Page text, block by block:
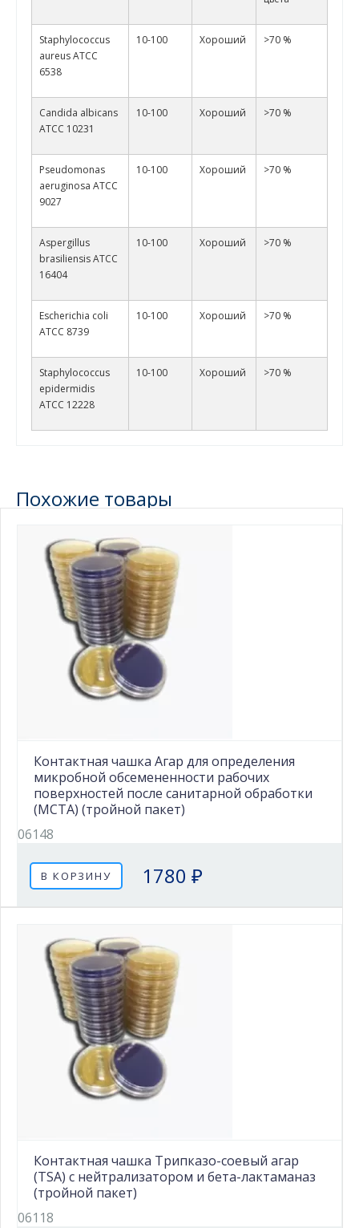
Staphylococcus
aureus ATCC
6538
10-100 Хороший >70 %
Candida albicans
ATCC 10231
10-100 Хороший >70 %
Pseudomonas
aeruginosa ATCC
9027
10-100 Хороший >70 %
Aspergillus
brasiliensis ATCC
16404
10-100 Хороший >70 %
Escherichia coli
ATCC 8739
10-100 Хороший >70 %
Staphylococcus
epidermidis
ATCC 12228
10-100 Хороший >70 %
Похожие товары
Контактная чашка Агар для определения
микробной обсемененности рабочих
поверхностей после санитарной обработки
(MCTA) (тройной пакет)
06148
В КОРЗИНУ 1780 ₽
Контактная чашка Трипказо-соевый агар
(TSA) с нейтрализатором и бета-лактаманаз
(тройной пакет)
06118